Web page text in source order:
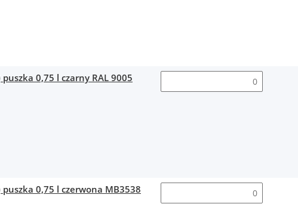
0,75 l czarny RAL 9005
0,75 l czerwona MB3538